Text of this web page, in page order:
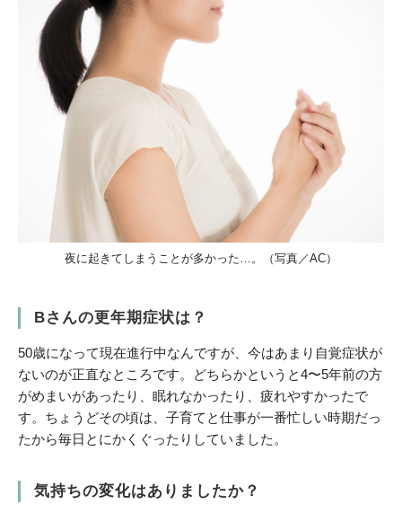
夜に起きてしまうことが多かった…。（写真／AC）
Bさんの更年期症状は？
50歳になって現在進行中なんですが、今はあまり自覚症状が
ないのが正直なところです。どちらかというと4〜5年前の方
がめまいがあったり、眠れなかったり、疲れやすかったで
す。ちょうどその頃は、子育てと仕事が一番忙しい時期だっ
たから毎日とにかくぐったりしていました。
気持ちの変化はありましたか？